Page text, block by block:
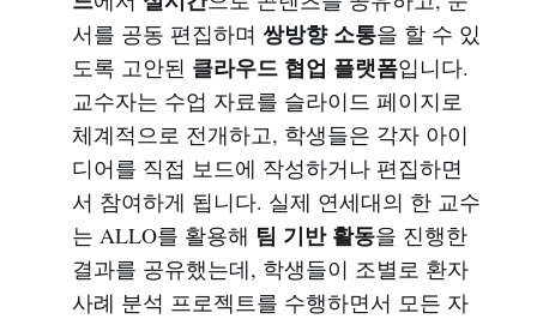
서를 공동 편집하며 쌍방향 소통을 할 수 있
도록 고안된 클라우드 협업 플랫폼입니다.
교수자는 수업 자료를 슬라이드 페이지로
체계적으로 전개하고, 학생들은 각자 아이
디어를 직접 보드에 작성하거나 편집하면
서 참여하게 됩니다. 실제 연세대의 한 교수
는 ALLO를 활용해 팀 기반 활동을 진행한
결과를 공유했는데, 학생들이 조별로 환자
사례 분석 프로젝트를 수행하면서 모든 자